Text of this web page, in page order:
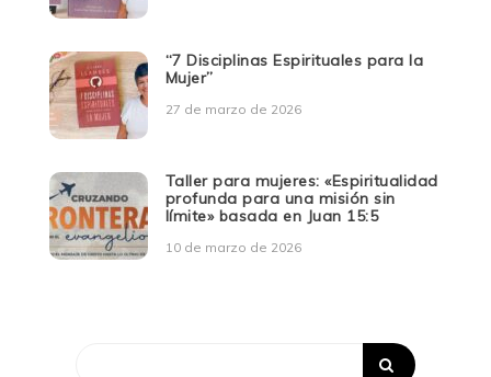
“7 Disciplinas Espirituales para la
Mujer”
27 de marzo de 2026
Taller para mujeres: «Espiritualidad
profunda para una misión sin
límite» basada en Juan 15:5
10 de marzo de 2026